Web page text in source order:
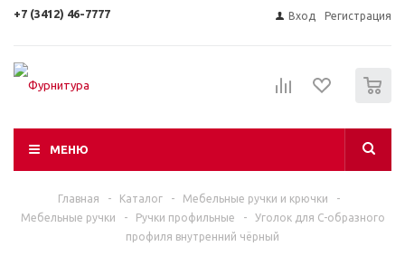
+7 (3412) 46-7777 Вход Регистрация
МЕНЮ
Главная - Каталог - Мебельные ручки и крючки
-
Мебельные ручки
- Ручки профильные -
Уголок для С-образного
профиля внутренний чёрный